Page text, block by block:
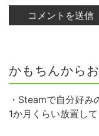
かもちんから
・Steamで自分好
1か月くらい放置して